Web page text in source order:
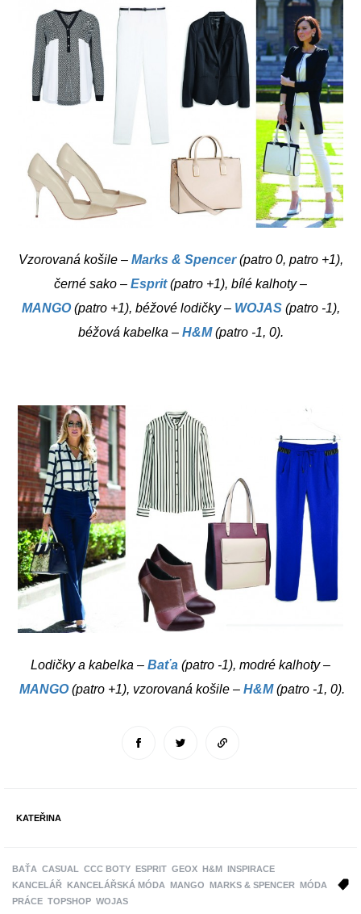
Vzorovaná košile – Marks & Spencer (patro 0, patro +1),
černé sako – Esprit(patro +1), bílé kalhoty –
MANGO(patro +1), béžové lodičky – WOJAS(patro -1),
béžová kabelka – H&M(patro -1, 0).
Lodičky a kabelka – Baťa (patro -1), modré kalhoty –
MANGO(patro +1), vzorovaná košile – H&M(patro -1, 0).
KATEŘINA
BAŤA CASUAL CCC BOTY ESPRIT GEOX H&M
INSPIRACE
KANCELÁŘ
KANCELÁŘSKÁ MÓDA MANGO MARKS & SPENCER
MÓDA
PRÁCE TOPSHOP WOJAS